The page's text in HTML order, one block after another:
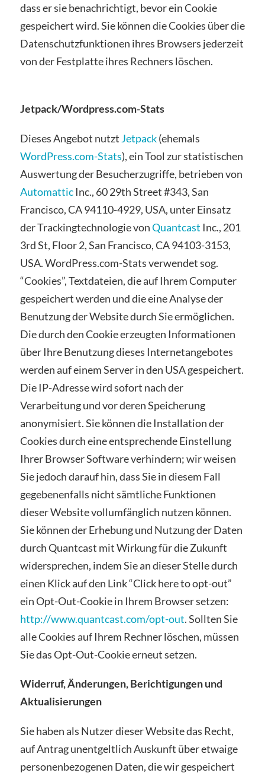
dass er sie benachrichtigt, bevor ein Cookie
gespeichert wird. Sie können die Cookies über die
Datenschutzfunktionen ihres Browsers jederzeit
von der Festplatte ihres Rechners löschen.
Jetpack/Wordpress.com-Stats
Dieses Angebot nutzt Jetpack(ehemals
WordPress.com-Stats), ein Tool zur statistischen
Auswertung der Besucherzugriffe, betrieben von
AutomatticInc., 60 29th Street #343, San
Francisco, CA 94110-4929, USA, unter Einsatz
der Trackingtechnologie vonQuantcast Inc., 201
3rd St, Floor 2, San Francisco, CA 94103-3153,
USA. WordPress.com-Stats verwendet sog.
“Cookies”, Textdateien, die auf Ihrem Computer
gespeichert werden und die eine Analyse der
Benutzung der Website durch Sie ermöglichen.
Die durch den Cookie erzeugten Informationen
über Ihre Benutzung dieses Internetangebotes
werden auf einem Server in den USA gespeichert.
Die IP-Adresse wird sofort nach der
Verarbeitung und vor deren Speicherung
anonymisiert. Sie können die Installation der
Cookies durch eine entsprechende Einstellung
Ihrer Browser Software verhindern; wir weisen
Sie jedoch darauf hin, dass Sie in diesem Fall
gegebenenfalls nicht sämtliche Funktionen
dieser Website vollumfänglich nutzen können.
Sie können der Erhebung und Nutzung der Daten
durch Quantcast mit Wirkung für die Zukunft
widersprechen, indem Sie an dieser Stelle durch
einen Klick auf den Link “Click here to opt-out”
ein Opt-Out-Cookie in Ihrem Browser setzen:
http://www.quantcast.com/opt-out. Sollten Sie
alle Cookies auf Ihrem Rechner löschen, müssen
Sie das Opt-Out-Cookie erneut setzen.
Widerruf, Änderungen, Berichtigungen und
Aktualisierungen
Sie haben als Nutzer dieser Website das Recht,
auf Antrag unentgeltlich Auskunft über etwaige
personenbezogenen Daten, die wir gespeichert